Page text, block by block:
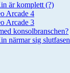
är komplett (?)
Arcade 4
Arcade 3
konsolbranschen?
närmar sig slutfasen